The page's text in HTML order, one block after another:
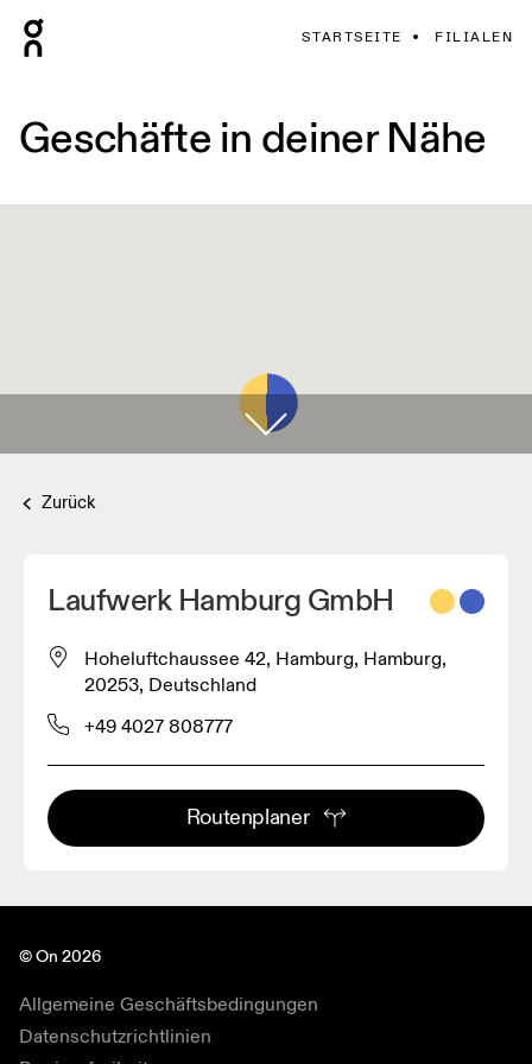
STARTSEITE FILIALEN
Geschäfte in deiner Nähe
Zurück
Laufwerk Hamburg GmbH
Hoheluftchaussee 42, Hamburg, Hamburg,
20253, Deutschland
+49 4027 808777
Routenplaner
© On 2026
Allgemeine Geschäftsbedingungen
Datenschutzrichtlinien